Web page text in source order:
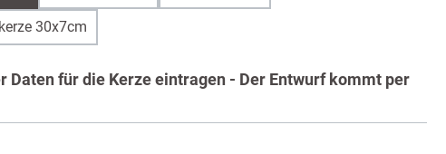
30x7cm
Daten für die Kerze eintragen - Der Entwurf kommt per